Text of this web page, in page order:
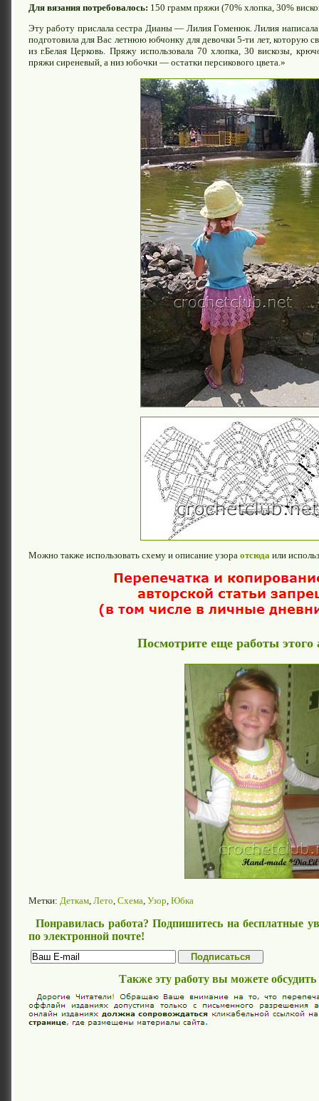
Для вязания потребовалось: 150 грамм пряжи (70% хлопка, 30%
Эту работу прислала сестра Дианы — Лилия Гоменюк. Лилия
подготовила для Вас летнюю юбчонку для девочки 5-ти лет, которую
из г.Белая Церковь. Пряжу использовала 70 хлопка, 30 вискозы,
пряжи сиреневый, а низ юбочки — остатки персикового цвета.»
Можно также использовать схему и описание узора отсюда или
Посмотрите еще работы этого
Метки: Деткам Лето Схема Узор Юбка
Понравилась работа? Подпишитесь на бесплатные
по электронной почте!
Также эту работу вы можете